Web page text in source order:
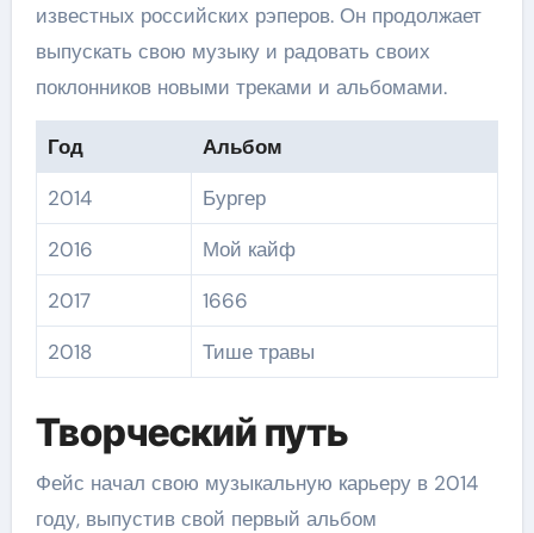
известных российских рэперов. Он продолжает
выпускать свою музыку и радовать своих
поклонников новыми треками и альбомами.
Год
Альбом
2014
Бургер
2016
Мой кайф
2017
1666
2018
Тише травы
Творческий путь
Фейс начал свою музыкальную карьеру в 2014
году, выпустив свой первый альбом